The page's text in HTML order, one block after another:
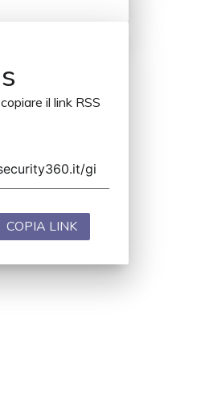
il link RSS
COPIA LINK